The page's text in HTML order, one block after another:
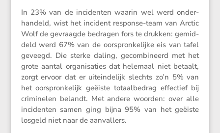
In 23% van de incidenten waarin wel werd onder­
han­deld, wist het incident response-team van Arctic
Wolf de gevraagde bedragen fors te drukken: gemid­
deld werd 67% van de oorspron­ke­lijke eis van tafel
geveegd. Die sterke daling, gecom­bi­neerd met het
grote aantal organi­sa­ties dat helemaal niet betaalt,
zorgt ervoor dat er uitein­de­lijk slechts zo’n 5% van
het oorspron­ke­lijk geëiste totaal­be­drag effec­tief bij
crimi­nelen belandt. Met andere woorden: over alle
incidenten samen ging bijna 95% van het geëiste
losgeld niet naar de aanvallers.